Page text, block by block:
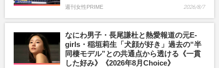
週刊女性PRIME 2026/8/7
なにわ男子・長尾謙杜と熱愛報道の元E-
girls・稲垣莉生「犬顔が好き」過去の“半
同棲モデル”との共通点から透ける《一貫
した好み》《2026年8月Choice》